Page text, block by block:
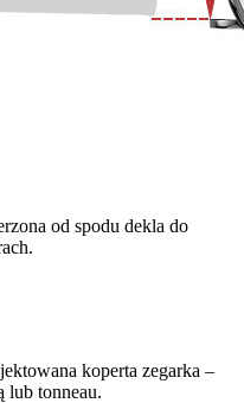
od spodu dekla do
koperta zegarka –
lub tonneau.